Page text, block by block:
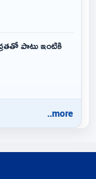
పాటు ఇంటికి
..more